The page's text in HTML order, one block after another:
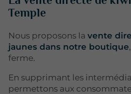
Temple
Nous proposons lavente
jaunes dans notre boutique
ferme.
En supprimant les
permettons aux